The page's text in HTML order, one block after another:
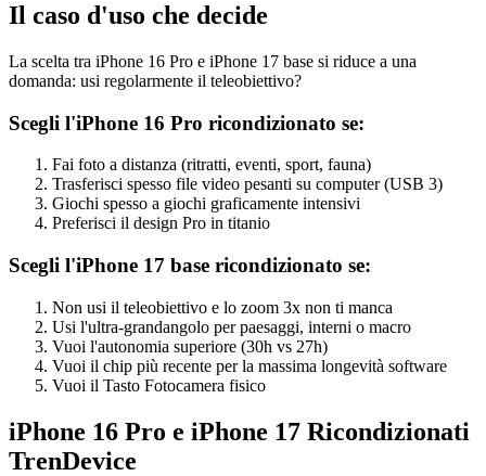
Il caso d'uso che decide
La scelta tra iPhone 16 Pro e iPhone 17 base si riduce a una
domanda: usi regolarmente il teleobiettivo?
Scegli l'iPhone 16 Pro ricondizionato se:
Fai foto a distanza (ritratti, eventi, sport, fauna)
Trasferisci spesso file video pesanti su computer (USB 3)
Giochi spesso a giochi graficamente intensivi
Preferisci il design Pro in titanio
Scegli l'iPhone 17 base ricondizionato se:
Non usi il teleobiettivo e lo zoom 3x non ti manca
Usi l'ultra-grandangolo per paesaggi, interni o macro
Vuoi l'autonomia superiore (30h vs 27h)
Vuoi il chip più recente per la massima longevità software
Vuoi il Tasto Fotocamera fisico
iPhone 16 Pro e iPhone 17 Ricondizionati
TrenDevice